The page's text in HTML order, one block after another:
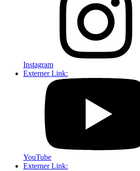
Instagram
Externer Link:
YouTube
Externer Link: